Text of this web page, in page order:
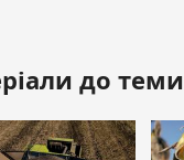
до теми